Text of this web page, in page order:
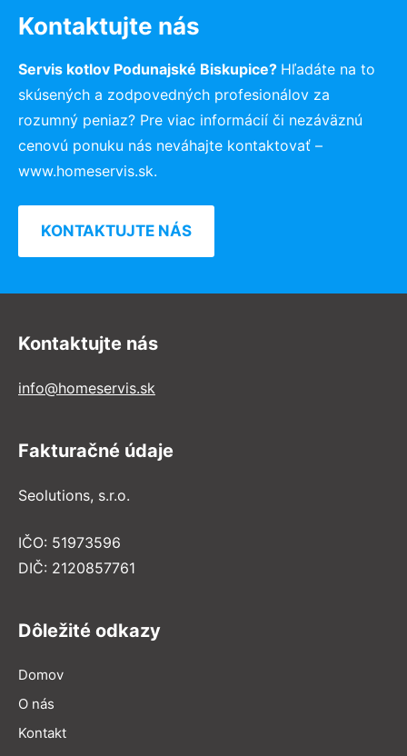
Kontaktujte nás
Servis kotlov Podunajské Biskupice? Hľadáte na to
skúsených a zodpovedných profesionálov za
rozumný peniaz? Pre viac informácií či nezáväznú
cenovú ponuku nás neváhajte kontaktovať –
www.homeservis.sk.
KONTAKTUJTE NÁS
Kontaktujte nás
info@homeservis.sk
Fakturačné údaje
Seolutions, s.r.o.
IČO: 51973596
DIČ: 2120857761
Dôležité odkazy
Domov
O nás
Kontakt